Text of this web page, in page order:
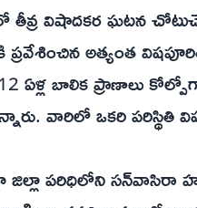
విషాదకర ఘటన
అత్యంత
బాలిక ప్రాణాలు కోల్పోగా,
వారిలో ఒకరి పరిస్థితి
పరిధిలోని సన్‌వాసిరా